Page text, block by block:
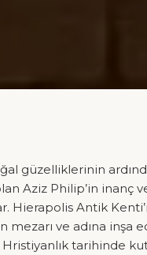
güzelliklerinin
Aziz Philip’in inanç
Hierapolis Antik
mezarı ve adına inşa
tarihinde